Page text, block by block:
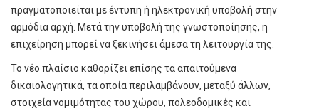
πραγματοποιείται με έντυπη ή ηλεκτρονική υποβολή στην
αρμόδια αρχή. Μετά την υποβολή της γνωστοποίησης, η
επιχείρηση μπορεί να ξεκινήσει άμεσα τη λειτουργία της.
Το νέο πλαίσιο καθορίζει επίσης τα απαιτούμενα
δικαιολογητικά, τα οποία περιλαμβάνουν, μεταξύ άλλων,
στοιχεία νομιμότητας του χώρου, πολεοδομικές και